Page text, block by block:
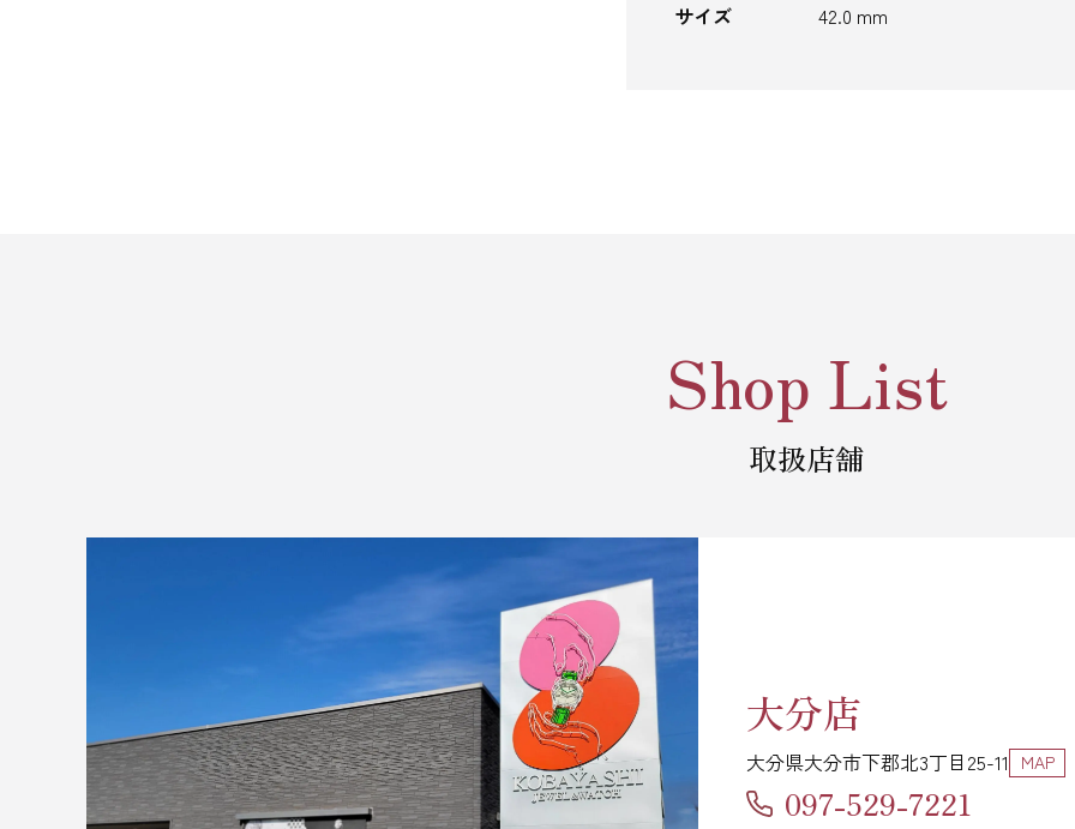
サイズ
42.0 mm
Shop List
取扱店舗
大分店
大分県大分市下郡北3丁目25-11 MAP
097-529-7221